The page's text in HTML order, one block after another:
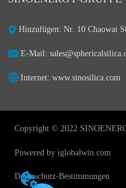
Hinzufügen: Nr. 10 Chaowai
E-Mail:
Internet: www.sinosilica.com
Copyright © 2022
Powered by iglobalwin.com
Datenschutz-Bestimmungen